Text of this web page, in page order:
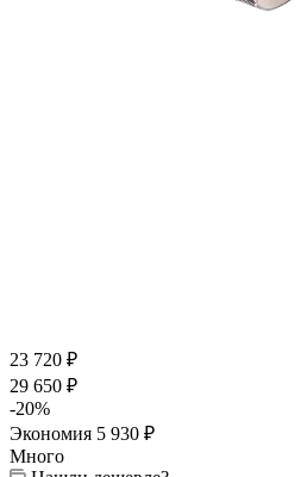
23 720 ₽
29 650 ₽
-20%
Экономия 5 930 ₽
Много